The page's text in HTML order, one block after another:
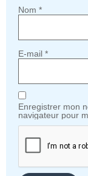
Nom *
E-mail *
Enregistrer mon
navigateur pour